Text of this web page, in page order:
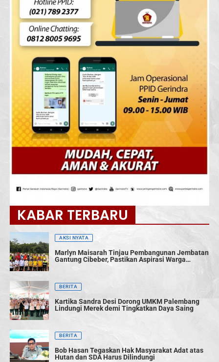
KABAR TERBARU
AKSI NYATA
Marlyn Maisarah Tinjau Pembangunan Jembatan
Gantung Cibeber, Pastikan Aspirasi Warga
BERITA
Kartika Sandra Desi Dorong UMKM Palembang
Lindungi Merek demi Tingkatkan Daya Saing
BERITA
Bob Hasan Tegaskan Hak Masyarakat Adat atas
Hutan dan SDA Harus Dilindungi